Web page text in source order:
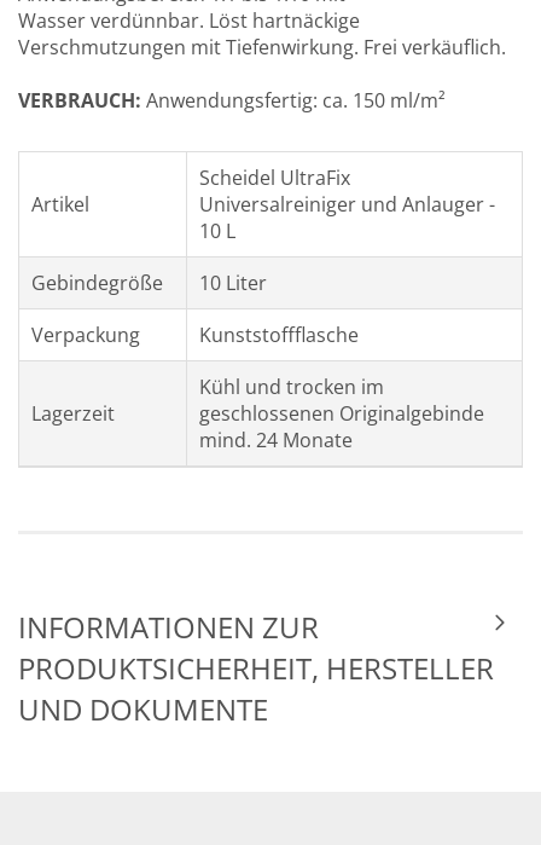
Wasser verdünnbar. Löst hartnäckige
Verschmutzungen mit Tiefenwirkung. Frei verkäuflich.
VERBRAUCH: Anwendungsfertig: ca. 150 ml/m²
Artikel
Scheidel UltraFix
Universalreiniger und Anlauger -
10 L
Gebindegröße
10 Liter
Verpackung
Kunststoffflasche
Lagerzeit
Kühl und trocken im
geschlossenen Originalgebinde
mind. 24 Monate
INFORMATIONEN ZUR
PRODUKTSICHERHEIT, HERSTELLER
UND DOKUMENTE